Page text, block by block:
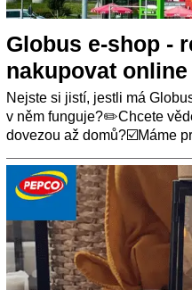
Globus e-shop -
nakupovat online
Nejste si jistí, jestli má
v něm funguje?✏️Chcete
dovezou až domů?☑️Máme